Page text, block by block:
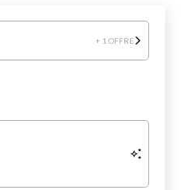
+ 1 OFFRE